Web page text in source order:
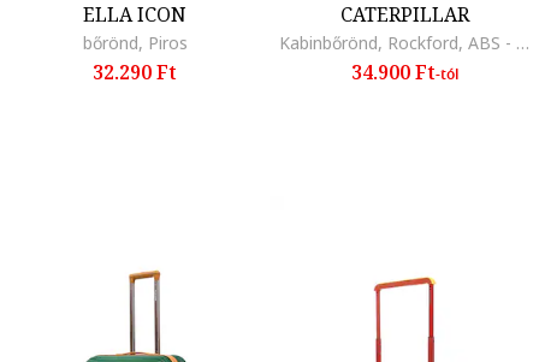
ELLA ICON
bőrönd, Piros
32.290 Ft
CATERPILLAR
Kabinbőrönd, Rockford, ABS - olíva
34.900 Ft-tól